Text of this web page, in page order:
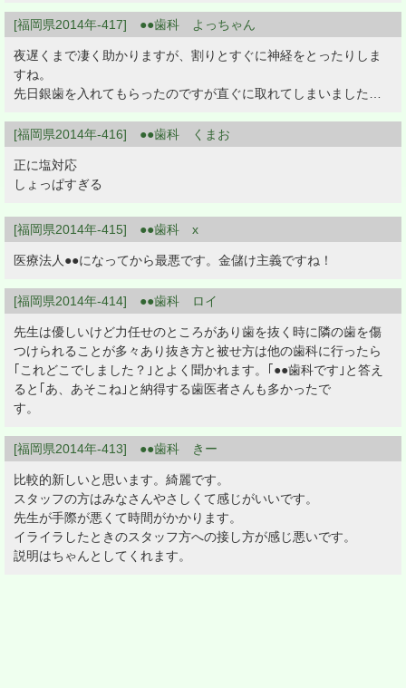
[福岡県2014年-417] ●●歯科 よっちゃん
夜遅くまで凄く助かりますが、割りとすぐに神経をとったりしま
すね。
先日銀歯を入れてもらったのですが直ぐに取れてしまいました…
[福岡県2014年-416] ●●歯科 くまお
正に塩対応
しょっぱすぎる
[福岡県2014年-415] ●●歯科 x
医療法人●●になってから最悪です。金儲け主義ですね！
[福岡県2014年-414] ●●歯科 ロイ
先生は優しいけど力任せのところがあり歯を抜く時に隣の歯を傷
つけられることが多々あり抜き方と被せ方は他の歯科に行ったら
｢これどこでしました？｣とよく聞かれます。｢●●歯科です｣と答え
ると｢あ、あそこね｣と納得する歯医者さんも多かったで
す。
[福岡県2014年-413] ●●歯科 きー
比較的新しいと思います。綺麗です。
スタッフの方はみなさんやさしくて感じがいいです。
先生が手際が悪くて時間がかかります。
イライラしたときのスタッフ方への接し方が感じ悪いです。
説明はちゃんとしてくれます。